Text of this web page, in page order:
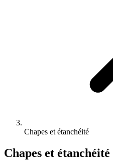
Chapes et étanchéité
Chapes et étanchéité